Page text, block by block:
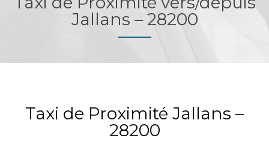
Jallans – 28200
Taxi de Proximité Jallans –
28200